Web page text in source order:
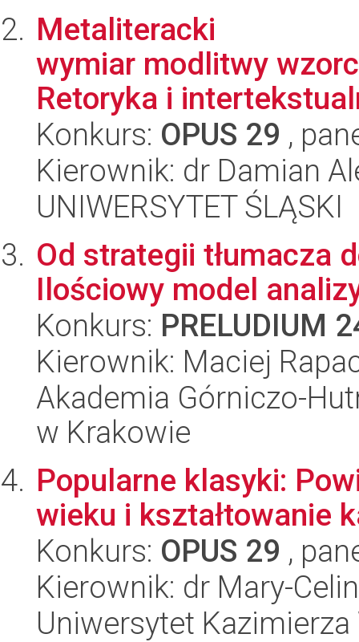
Metaliteracki
wymiar modlitwy
Retoryka i
Konkurs: OPUS 29 ,
Kierownik: dr Damian
UNIWERSYTET ŚLĄSKI
Od strategii tłumacza
Ilościowy model
Konkurs: PRELUDIUM
Kierownik: Maciej
Akademia Górniczo-
w Krakowie
Popularne klasyki:
wieku i kształtowanie
Konkurs: OPUS 29 ,
Kierownik: dr Mary-
Uniwersytet